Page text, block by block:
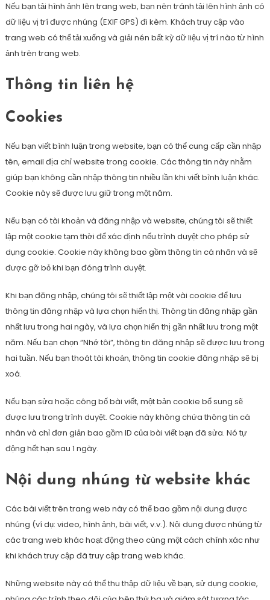
Nếu bạn tải hình ảnh lên trang web, bạn nên tránh tải lên hình ảnh có
dữ liệu vị trí được nhúng (EXIF GPS) đi kèm. Khách truy cập vào
trang web có thể tải xuống và giải nén bất kỳ dữ liệu vị trí nào từ hình
ảnh trên trang web.
Thông tin liên hệ
Cookies
Nếu bạn viết bình luận trong website, bạn có thể cung cấp cần nhập
tên, email địa chỉ website trong cookie. Các thông tin này nhằm
giúp bạn không cần nhập thông tin nhiều lần khi viết bình luận khác.
Cookie này sẽ được lưu giữ trong một năm.
Nếu bạn có tài khoản và đăng nhập và website, chúng tôi sẽ thiết
lập một cookie tạm thời để xác định nếu trình duyệt cho phép sử
dụng cookie. Cookie này không bao gồm thông tin cá nhân và sẽ
được gỡ bỏ khi bạn đóng trình duyệt.
Khi bạn đăng nhập, chúng tôi sẽ thiết lập một vài cookie để lưu
thông tin đăng nhập và lựa chọn hiển thị. Thông tin đăng nhập gần
nhất lưu trong hai ngày, và lựa chọn hiển thị gần nhất lưu trong một
năm. Nếu bạn chọn “Nhớ tôi”, thông tin đăng nhập sẽ được lưu trong
hai tuần. Nếu bạn thoát tài khoản, thông tin cookie đăng nhập sẽ bị
xoá.
Nếu bạn sửa hoặc công bố bài viết, một bản cookie bổ sung sẽ
được lưu trong trình duyệt. Cookie này không chứa thông tin cá
nhân và chỉ đơn giản bao gồm ID của bài viết bạn đã sửa. Nó tự
động hết hạn sau 1 ngày.
Nội dung nhúng từ website khác
Các bài viết trên trang web này có thể bao gồm nội dung được
nhúng (ví dụ: video, hình ảnh, bài viết, v.v.). Nội dung được nhúng từ
các trang web khác hoạt động theo cùng một cách chính xác như
khi khách truy cập đã truy cập trang web khác.
Những website này có thể thu thập dữ liệu về bạn, sử dụng cookie,